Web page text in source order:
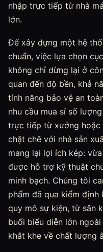
nhập trực tiếp từ nhà
lớn.
Để xây dựng một hệ
chuẩn, việc lựa chọn
không chỉ dừng lại ở
quan đến độ bền, khả
tính năng bảo vệ an
nhu cầu mua sỉ số
trực tiếp từ xưởng hoặc
chặt chẽ với nhà sản
mang lại lợi ích kép:
được hỗ trợ kỹ thuật
minh bạch. Chúng tôi
phẩm đã qua kiểm
quy mô sự kiện, từ sân
buổi biểu diễn lớn
khắt khe về chất lượng